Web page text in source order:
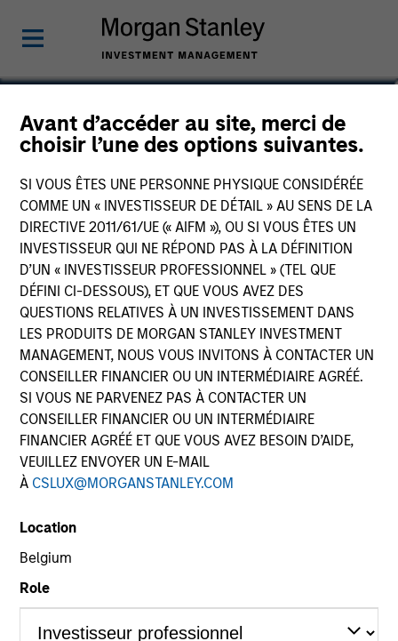
Avant d’accéder au site, merci de
choisir l’une des options suivantes.
SI VOUS ÊTES UNE PERSONNE PHYSIQUE CONSIDÉRÉE
COMME UN « INVESTISSEUR DE DÉTAIL » AU SENS DE LA
DIRECTIVE 2011/61/UE (« AIFM »), OU SI VOUS ÊTES UN
INVESTISSEUR QUI NE RÉPOND PAS À LA DÉFINITION
D’UN « INVESTISSEUR PROFESSIONNEL » (TEL QUE
DÉFINI CI-DESSOUS), ET QUE VOUS AVEZ DES
QUESTIONS RELATIVES À UN INVESTISSEMENT DANS
LES PRODUITS DE MORGAN STANLEY INVESTMENT
MANAGEMENT, NOUS VOUS INVITONS À CONTACTER UN
CONSEILLER FINANCIER OU UN INTERMÉDIAIRE AGRÉÉ.
SI VOUS NE PARVENEZ PAS À CONTACTER UN
CONSEILLER FINANCIER OU UN INTERMÉDIAIRE
FINANCIER AGRÉÉ ET QUE VOUS AVEZ BESOIN D’AIDE,
VEUILLEZ ENVOYER UN E-MAIL
À CSLUX@MORGANSTANLEY.COM
Location
Belgium
Role
Yacine Saidji
Co-Head of Europe, Infrastructure
Partners
YEARS OF INDUSTRY EXPERIENCE